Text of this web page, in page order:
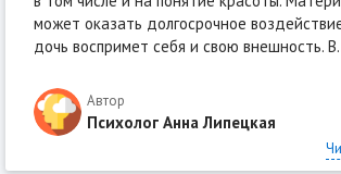
может оказать долгосрочное
дочь воспримет себя и свою внешность.
Автор
Психолог Анна Липецкая